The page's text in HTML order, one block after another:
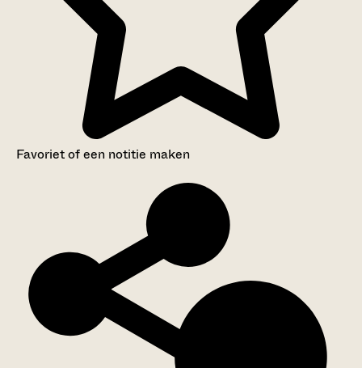
Favoriet of een notitie maken